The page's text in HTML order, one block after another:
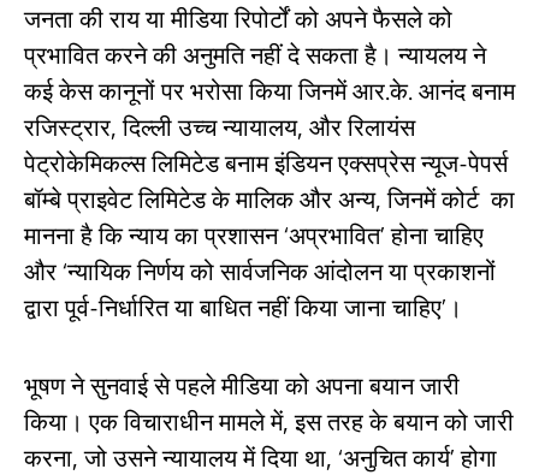
जनता की राय या मीडिया रिपोर्टों को अपने फैसले को
प्रभावित करने की अनुमति नहीं दे सकता है। न्यायलय ने
कई केस कानूनों पर भरोसा किया जिनमें आर.के. आनंद बनाम
रजिस्ट्रार, दिल्ली उच्च न्यायालय, और रिलायंस
पेट्रोकेमिकल्स लिमिटेड बनाम इंडियन एक्सप्रेस न्यूज-पेपर्स
बॉम्बे प्राइवेट लिमिटेड के मालिक और अन्य, जिनमें कोर्ट का
मानना ​​है कि न्याय का प्रशासन ‘अप्रभावित’ होना चाहिए
और ‘न्यायिक निर्णय को सार्वजनिक आंदोलन या प्रकाशनों
द्वारा पूर्व-निर्धारित या बाधित नहीं किया जाना चाहिए’।
भूषण ने सुनवाई से पहले मीडिया को अपना बयान जारी
किया। एक विचाराधीन मामले में, इस तरह के बयान को जारी
करना, जो उसने न्यायालय में दिया था, ‘अनुचित कार्य’ होगा